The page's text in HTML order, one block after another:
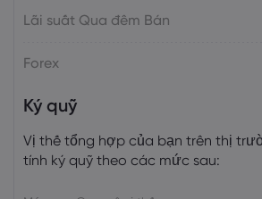
Lãi suất Qua đêm Bán
Forex
Ký quỹ
Vị thế tổng hợp của bạn trên thị
tính ký quỹ theo các mức sau: